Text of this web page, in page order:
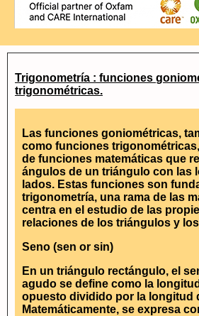
Trigonometría : funciones
trigonométricas.
Las funciones goniométricas,
como funciones trigonométricas
de funciones matemáticas que
ángulos de un triángulo con las
lados. Estas funciones son
trigonometría, una rama de las
centra en el estudio de las
relaciones de los triángulos y
Seno (sen or sin)
En un triángulo rectángulo, el
agudo se define como la
opuesto dividido por la longitud
Matemáticamente, se expresa